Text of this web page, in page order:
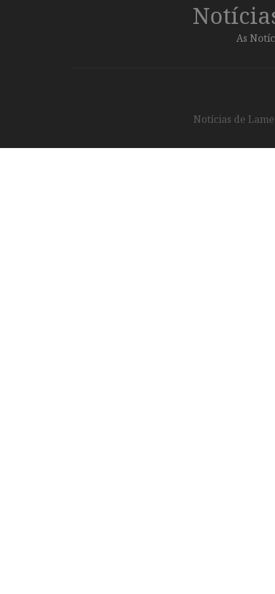
As
Notícias de